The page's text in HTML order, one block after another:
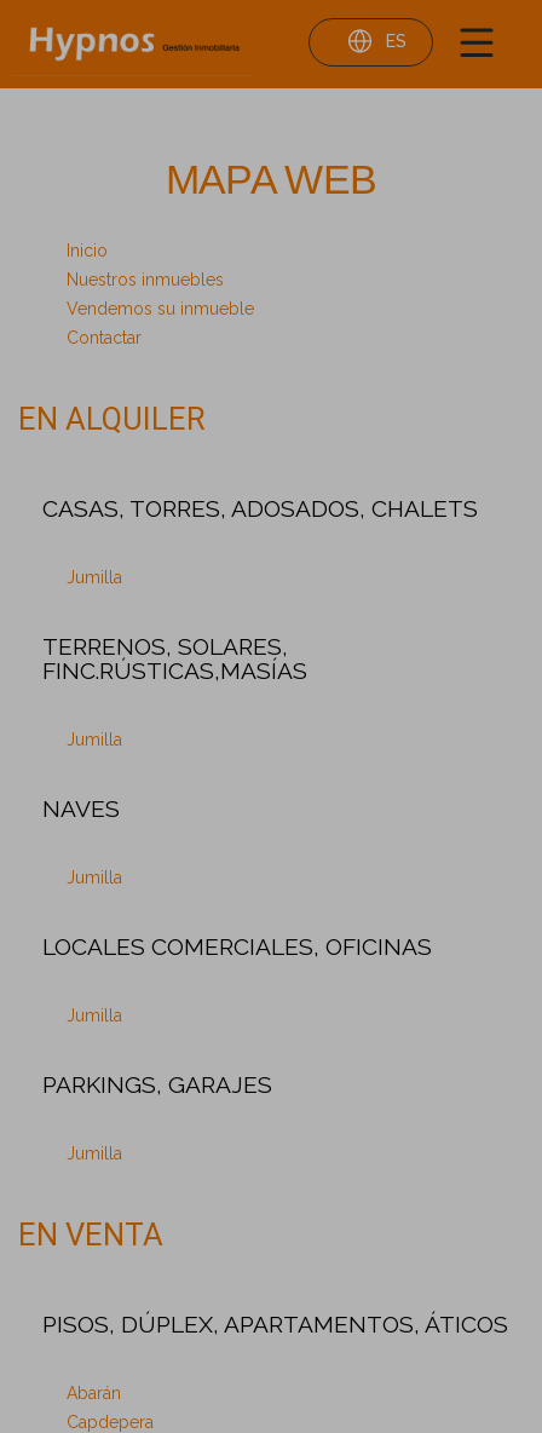
ES
MAPA WEB
Inicio
Nuestros inmuebles
Vendemos su inmueble
Contactar
EN ALQUILER
CASAS, TORRES, ADOSADOS, CHALETS
Jumilla
TERRENOS, SOLARES,
FINC.RÚSTICAS,MASÍAS
Jumilla
NAVES
Jumilla
LOCALES COMERCIALES, OFICINAS
Jumilla
PARKINGS, GARAJES
Jumilla
EN VENTA
PISOS, DÚPLEX, APARTAMENTOS, ÁTICOS
Abarán
Capdepera